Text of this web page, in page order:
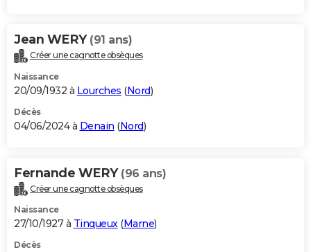
Jean WERY (91 ans)
Créer une cagnotte obsèques
Naissance
20/09/1932 à Lourches (Nord)
Décès
04/06/2024 à Denain (Nord)
Fernande WERY (96 ans)
Créer une cagnotte obsèques
Naissance
27/10/1927 à Tinqueux(Marne)
Décès